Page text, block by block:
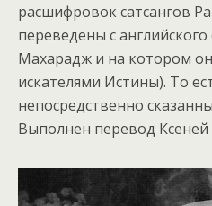
расшифровок сатсангов
переведены с
Махарадж и на котором
искателями Истины). То
непосредственно
Выполнен перевод